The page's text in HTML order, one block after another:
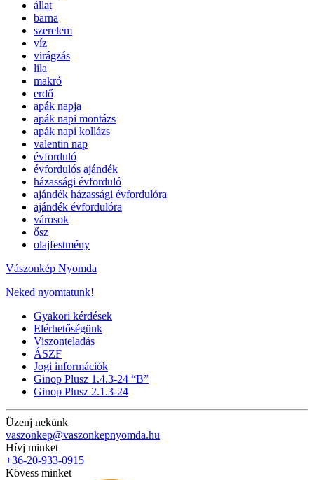
állat
barna
szerelem
víz
virágzás
lila
makró
erdő
apák napja
apák napi montázs
apák napi kollázs
valentin nap
évforduló
évfordulós ajándék
házassági évforduló
ajándék házassági évfordulóra
ajándék évfordulóra
városok
ősz
olajfestmény
Vászonkép Nyomda
Neked nyomtatunk!
Gyakori kérdések
Elérhetőségünk
Viszonteladás
ÁSZF
Jogi információk
Ginop Plusz 1.4.3-24 “B”
Ginop Plusz 2.1.3-24
Üzenj nekünk
vaszonkep@vaszonkepnyomda.hu
Hívj minket
+36-20-933-0915
Kövess minket